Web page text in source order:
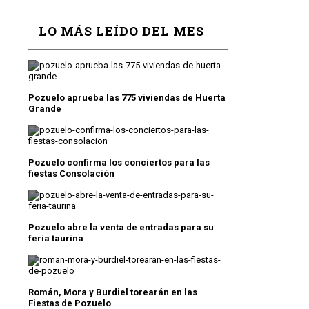
LO MÁS LEÍDO DEL MES
Pozuelo aprueba las 775 viviendas de Huerta
Grande
Pozuelo confirma los conciertos para las
fiestas Consolación
Pozuelo abre la venta de entradas para su
feria taurina
Román, Mora y Burdiel torearán en las
Fiestas de Pozuelo